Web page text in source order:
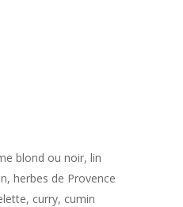
blond ou noir, lin
herbes de Provence
curry, cumin